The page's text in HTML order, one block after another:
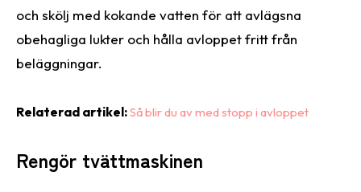
och skölj med kokande vatten för att avlägsna
obehagliga lukter och hålla avloppet fritt från
beläggningar.
Relaterad artikel:Så blir du av med stopp i avloppet
Rengör tvättmaskinen